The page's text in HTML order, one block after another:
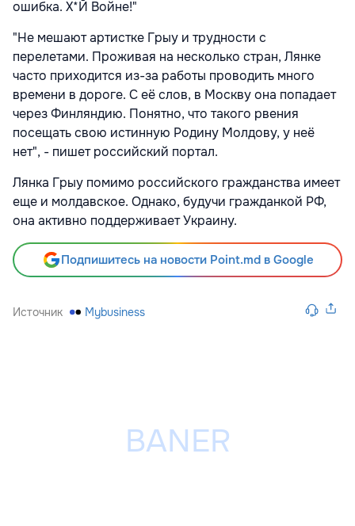
ошибка. Х*Й Войне!"
"Не мешают артистке Грыу и трудности с
перелетами. Проживая на несколько стран, Лянке
часто приходится из-за работы проводить много
времени в дороге. С её слов, в Москву она попадает
через Финляндию. Понятно, что такого рвения
посещать свою истинную Родину Молдову, у неё
нет", - пишет российский портал.
Лянка Грыу помимо российского гражданства имеет
еще и молдавское. Однако, будучи гражданкой РФ,
она активно поддерживает Украину.
Подпишитесь на новости Point.md в Google
Источник Mybusiness